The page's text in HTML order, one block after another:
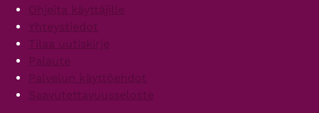
Ohjeita käyttäjille
Yhteystiedot
Tilaa uutiskirje
Palaute
Palvelun käyttöehdot
Saavutettavuusseloste